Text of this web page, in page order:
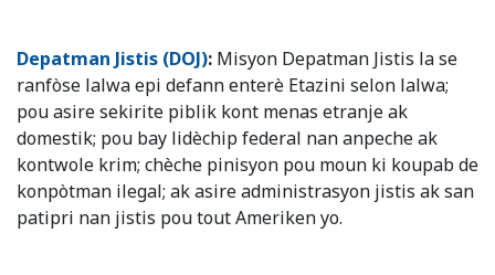
Depatman Jistis (DOJ): Misyon Depatman Jistis la se
ranfòse lalwa epi defann enterè Etazini selon lalwa;
pou asire sekirite piblik kont menas etranje ak
domestik; pou bay lidèchip federal nan anpeche ak
kontwole krim; chèche pinisyon pou moun ki koupab de
konpòtman ilegal; ak asire administrasyon jistis ak san
patipri nan jistis pou tout Ameriken yo.